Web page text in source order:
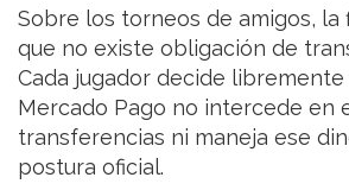
Sobre los torneos de amigos, la
que no existe obligación de
Cada jugador decide
Mercado Pago no intercede en
transferencias ni maneja ese
postura oficial.